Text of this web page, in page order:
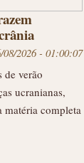
08/2026 - 01:00:07
de verão
ucranianas,
matéria completa